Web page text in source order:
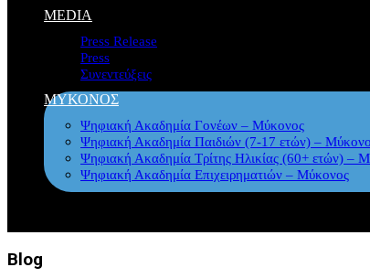
MEDIA
Press Release
Press
Συνεντεύξεις
ΜΥΚΟΝΟΣ
Ψηφιακή Ακαδημία Γονέων – Μύκονος
Ψηφιακή Ακαδημία Παιδιών (7-17 ετών) –
Ψηφιακή Ακαδημία Τρίτης Ηλικίας (60+ ετών) –
Ψηφιακή Ακαδημία Επιχειρηματιών – Μύκονος
Blog